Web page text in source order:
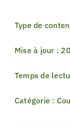
Type de
Mise à jour :
Temps de
Catégorie :